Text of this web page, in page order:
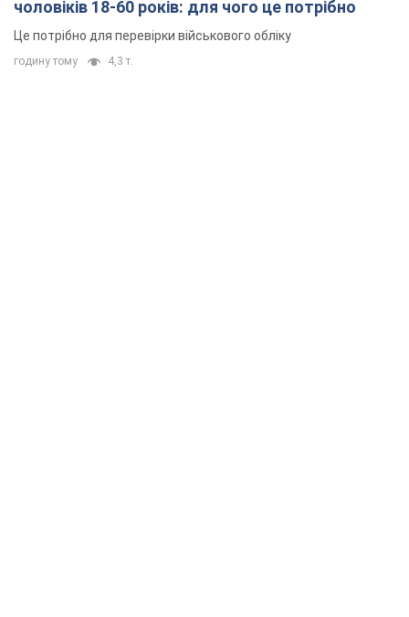
чоловіків 18-60 років: для чого це потрібно
Це потрібно для перевірки військового обліку
годину тому 4,3 т.